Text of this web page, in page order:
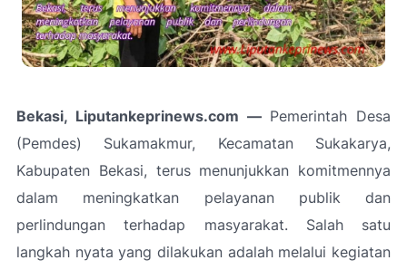
Bekasi, Liputankeprinews.com —Pemerintah Desa
(Pemdes) Sukamakmur, Kecamatan Sukakarya,
Kabupaten Bekasi, terus menunjukkan komitmennya
dalam meningkatkan pelayanan publik dan
perlindungan terhadap masyarakat. Salah satu
langkah nyata yang dilakukan adalah melalui kegiatan